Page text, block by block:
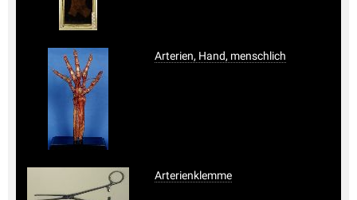
Arterien, Hand, menschlich
Arterienklemme